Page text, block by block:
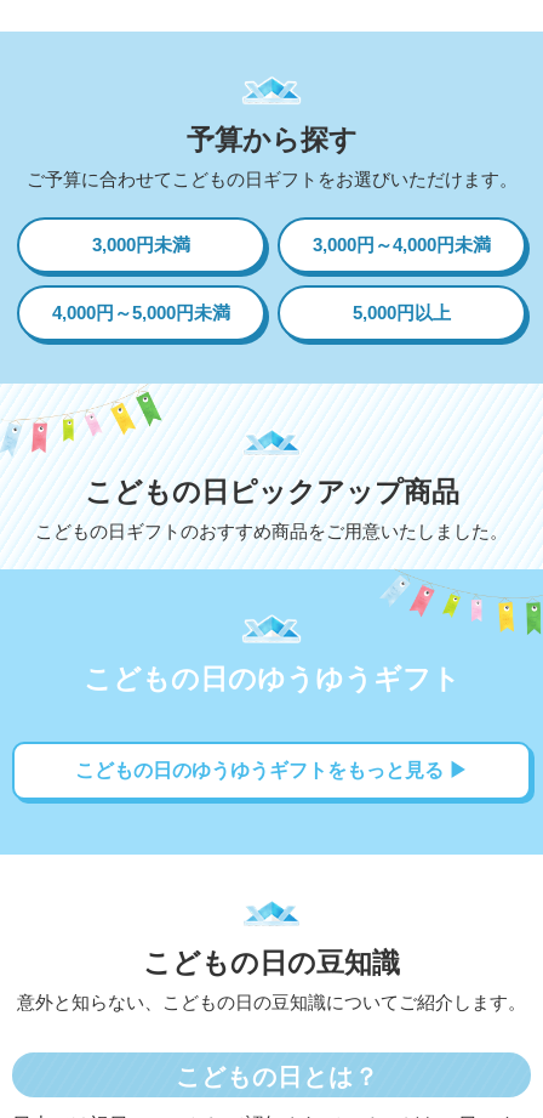
予算から探す
ご予算に合わせてこどもの日ギフトをお選びいただけます。
3,000円未満 3,000円～4,000円未満
4,000円～5,000円未満 5,000円以上
こどもの日ピックアップ商品
こどもの日ギフトのおすすめ商品をご用意いたしました。
こどもの日のゆうゆうギフト
こどもの日のゆうゆうギフトをもっと見る ▶
こどもの日の豆知識
意外と知らない、こどもの日の豆知識についてご紹介します。
こどもの日とは？